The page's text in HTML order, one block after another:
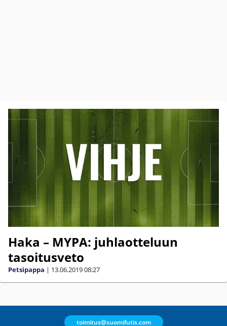
Haka – MYPA: juhlaotteluun
tasoitusveto
Petsipappa | 13.06.201908:27
toimitus@suomifutis.com